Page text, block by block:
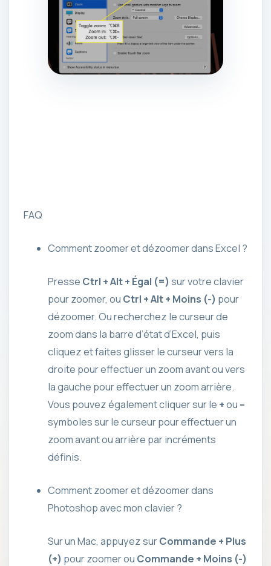
FAQ
Comment zoomer et dézoomer dans Excel ?
Presse Ctrl + Alt + Égal (=) sur votre clavier
pour zoomer, ou Ctrl + Alt + Moins (-) pour
dézoomer. Ou recherchez le curseur de
zoom dans la barre d’état d’Excel, puis
cliquez et faites glisser le curseur vers la
droite pour effectuer un zoom avant ou vers
la gauche pour effectuer un zoom arrière.
Vous pouvez également cliquer sur le +ou –
symboles sur le curseur pour effectuer un
zoom avant ou arrière par incréments
définis.
Comment zoomer et dézoomer dans
Photoshop avec mon clavier ?
Sur un Mac, appuyez surCommande + Plus
(+) pour zoomer ou Commande + Moins (-)